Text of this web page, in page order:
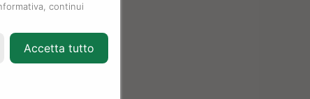
continui
Accetta tutto